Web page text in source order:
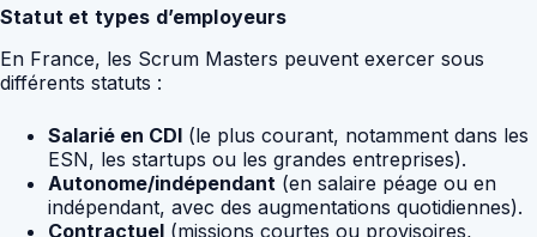
Statut et types d’employeurs
En France, les Scrum Masters peuvent exercer sous
différents statuts :
Salarié en CDI (le plus courant, notamment dans les
ESN, les startups ou les grandes entreprises).
Autonome/indépendant (en salaire péage ou en
indépendant, avec des augmentations quotidiennes).
Contractuel (missions courtes ou provisoires,